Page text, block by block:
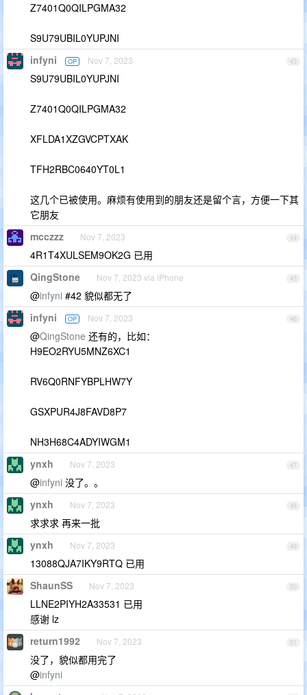
Z7401Q0QILPGMA32
S9U79UBIL0YUPJNI
43
infyni OP Nov 7, 2023
S9U79UBIL0YUPJNI
Z7401Q0QILPGMA32
XFLDA1XZGVCPTXAK
TFH2RBC0640YT0L1
这几个已被使用。麻烦有使用到的朋友还是留个言，方便一下其
它朋友
44
mcczzz Nov 7, 2023
4R1T4XULSEM9OK2G 已用
45
QingStone Nov 7, 2023 via iPhone
@infyni #42 貌似都无了
46
infyni OP Nov 7, 2023
@QingStone 还有的，比如：
H9EO2RYU5MNZ6XC1
RV6Q0RNFYBPLHW7Y
GSXPUR4J8FAVD8P7
NH3H68C4ADYIWGM1
47
ynxh Nov 7, 2023
@infyni 没了。。
48
ynxh Nov 7, 2023
求求求 再来一批
49
ynxh Nov 7, 2023
13088QJA7IKY9RTQ 已用
50
ShaunSS Nov 7, 2023
LLNE2PIYH2A33531 已用
感谢 lz
51
return1992 Nov 7, 2023
没了，貌似都用完了
@infyni